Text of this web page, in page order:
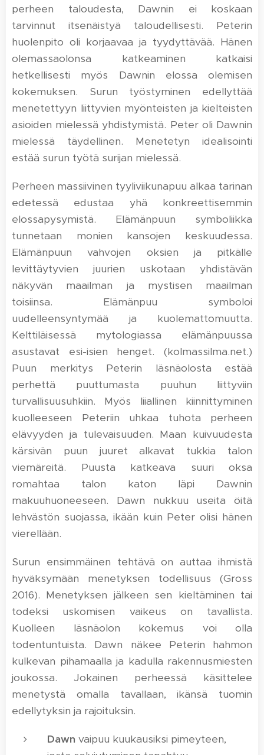
perheen taloudesta, Dawnin ei koskaan
tarvinnut itsenäistyä taloudellisesti. Peterin
huolenpito oli korjaavaa ja tyydyttävää. Hänen
olemassaolonsa katkeaminen katkaisi
hetkellisesti myös Dawnin elossa olemisen
kokemuksen. Surun työstyminen edellyttää
menetettyyn liittyvien myönteisten ja kielteisten
asioiden mielessä yhdistymistä. Peter oli Dawnin
mielessä täydellinen. Menetetyn idealisointi
estää surun työtä surijan mielessä.
Perheen massiivinen tyyliviikunapuu alkaa tarinan
edetessä edustaa yhä konkreettisemmin
elossapysymistä. Elämänpuun symboliikka
tunnetaan monien kansojen keskuudessa.
Elämänpuun vahvojen oksien ja pitkälle
levittäytyvien juurien uskotaan yhdistävän
näkyvän maailman ja mystisen maailman
toisiinsa. Elämänpuu symboloi
uudelleensyntymää ja kuolemattomuutta.
Kelttiläisessä mytologiassa elämänpuussa
asustavat esi-isien henget. (kolmassilma.net.)
Puun merkitys Peterin läsnäolosta estää
perhettä puuttumasta puuhun liittyviin
turvallisuusuhkiin. Myös liiallinen kiinnittyminen
kuolleeseen Peteriin uhkaa tuhota perheen
elävyyden ja tulevaisuuden. Maan kuivuudesta
kärsivän puun juuret alkavat tukkia talon
viemäreitä. Puusta katkeava suuri oksa
romahtaa talon katon läpi Dawnin
makuuhuoneeseen. Dawn nukkuu useita öitä
lehvästön suojassa, ikään kuin Peter olisi hänen
vierellään.
Surun ensimmäinen tehtävä on auttaa ihmistä
hyväksymään menetyksen todellisuus (Gross
2016). Menetyksen jälkeen sen kieltäminen tai
todeksi uskomisen vaikeus on tavallista.
Kuolleen läsnäolon kokemus voi olla
todentuntuista. Dawn näkee Peterin hahmon
kulkevan pihamaalla ja kadulla rakennusmiesten
joukossa. Jokainen perheessä käsittelee
menetystä omalla tavallaan, ikänsä tuomin
edellytyksin ja rajoituksin.
Dawn vaipuu kuukausiksi pimeyteen,